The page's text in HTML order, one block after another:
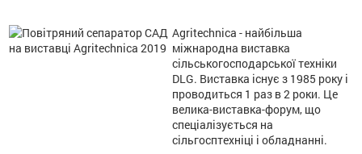
Agritechnica - найбільша
міжнародна виставка
сільськогосподарської техніки
DLG. Виставка існує з 1985 року і
проводиться 1 раз в 2 роки. Це
велика-виставка-форум, що
спеціалізується на
сільгосптехніці і обладнанні.